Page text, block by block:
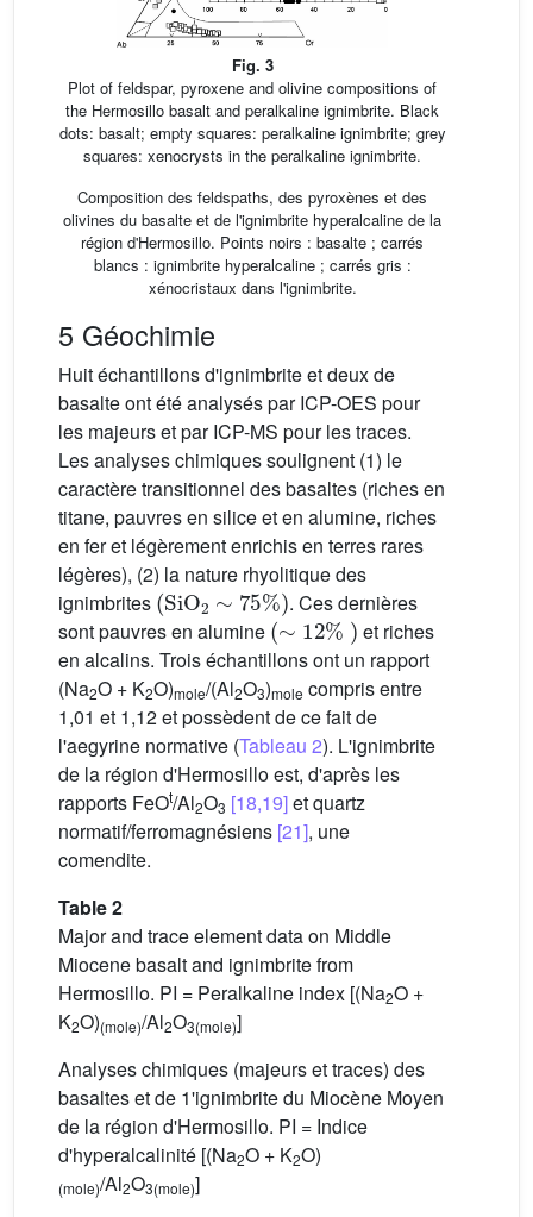
Fig. 3
Plot of feldspar, pyroxene and olivine compositions of
the Hermosillo basalt and peralkaline ignimbrite. Black
dots: basalt; empty squares: peralkaline ignimbrite; grey
squares: xenocrysts in the peralkaline ignimbrite.
Composition des feldspaths, des pyroxènes et des
olivines du basalte et de l'ignimbrite hyperalcaline de la
région d'Hermosillo. Points noirs : basalte ; carrés
blancs : ignimbrite hyperalcaline ; carrés gris :
xénocristaux dans l'ignimbrite.
5 Géochimie
Huit échantillons d'ignimbrite et deux de
basalte ont été analysés par ICP-OES pour
les majeurs et par ICP-MS pour les traces.
Les analyses chimiques soulignent (1) le
caractère transitionnel des basaltes (riches en
titane, pauvres en silice et en alumine, riches
en fer et légèrement enrichis en terres rares
légères), (2) la nature rhyolitique des
ignimbrites
( SiO2∼75%)
. Ces dernières
sont pauvres en alumine
(∼12%)
et riches
en alcalins. Trois échantillons ont un rapport
(Na2O + K2O)mole/(Al2O3)mole compris entre
1,01 et 1,12 et possèdent de ce fait de
l'aegyrine normative (Tableau 2). L'ignimbrite
de la région d'Hermosillo est, d'après les
rapports FeOt/Al2O3 [18,19]et quartz
normatif/ferromagnésiens [21], une
comendite.
Table 2
Major and trace element data on Middle
Miocene basalt and ignimbrite from
Hermosillo. PI = Peralkaline index [(Na2O +
K2O)(mole)/Al2O3(mole)]
Analyses chimiques (majeurs et traces) des
basaltes et de 1'ignimbrite du Miocène Moyen
de la région d'Hermosillo. PI = Indice
d'hyperalcalinité [(Na2O + K2O)
(mole)/Al2O3(mole)]